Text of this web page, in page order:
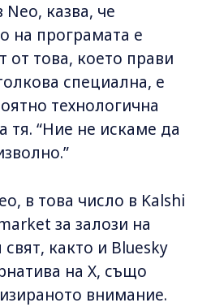
казва, че
на програмата е
от това, което прави
специална, е
технологична
тя. “Ние не искаме да
в това число в Kalshi
за залози на
както и Bluesky
на X, също
внимание.